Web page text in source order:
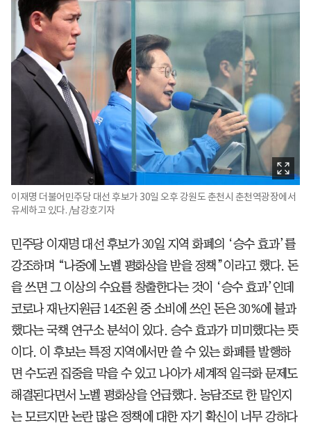
이재명 더불어민주당 대선 후보가 30일 오후 강원도 춘천시 춘천역광장에서
유세하고 있다. /남강호기자
민주당 이재명 대선 후보가 30일 지역 화폐의 ‘승수 효과’를
강조하며 “나중에 노벨 평화상을 받을 정책”이라고 했다. 돈
을 쓰면 그 이상의 수요를 창출한다는 것이 ‘승수 효과’인데
코로나 재난지원금 14조원 중 소비에 쓰인 돈은 30%에 불과
했다는 국책 연구소 분석이 있다. 승수 효과가 미미했다는 뜻
이다. 이 후보는 특정 지역에서만 쓸 수 있는 화폐를 발행하
면 수도권 집중을 막을 수 있고 나아가 세계적 일극화 문제도
해결된다면서 노벨 평화상을 언급했다. 농담조로 한 말인지
는 모르지만 논란 많은 정책에 대한 자기 확신이 너무 강하다